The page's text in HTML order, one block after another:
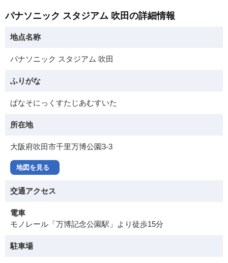
パナソニック スタジアム 吹田の詳細情報
地点名称
パナソニック スタジアム 吹田
ふりがな
ぱなそにっくすたじあむすいた
所在地
大阪府吹田市千里万博公園3-3
地図を見る
交通アクセス
電車
モノレール「万博記念公園駅」より徒歩15分
駐車場